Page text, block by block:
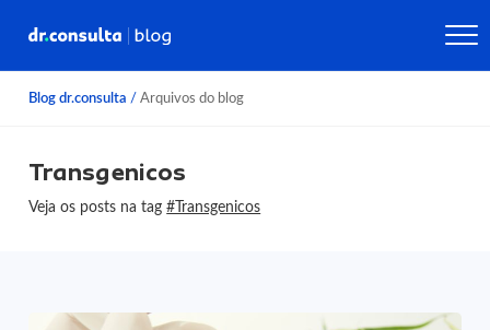
Blog dr.consulta / Arquivos do blog
Transgenicos
Veja os posts na tag#Transgenicos